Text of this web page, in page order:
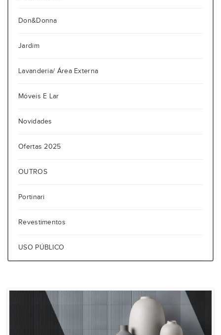
Don&Donna
Jardim
Lavanderia/ Área Externa
Móveis E Lar
Novidades
Ofertas 2025
OUTROS
Portinari
Revestimentos
USO PÚBLICO